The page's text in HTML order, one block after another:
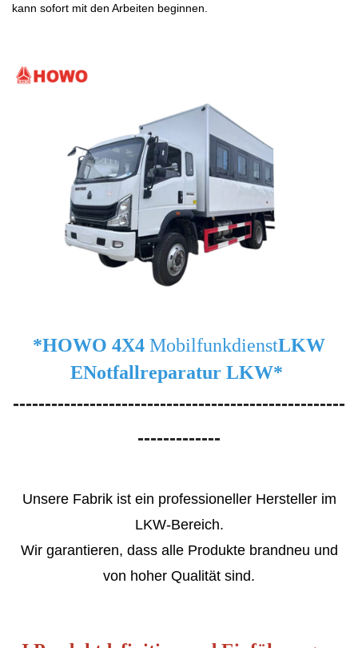
kann sofort mit den Arbeiten beginnen.
*HOWO 4X4 MobilfunkdienstLKW
ENotfallreparatur LKW*
----------------------------------------------------
-------------
Unsere Fabrik ist ein professioneller Hersteller im
LKW-Bereich.
Wir garantieren, dass alle Produkte brandneu und
von hoher Qualität sind.